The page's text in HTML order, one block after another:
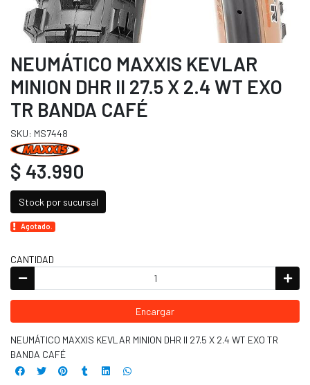
NEUMÁTICO MAXXIS KEVLAR
MINION DHR II 27.5 X 2.4 WT EXO
TR BANDA CAFÉ
SKU: MS7448
$ 43.990
Stock por sucursal
Agotado.
CANTIDAD
Encargar
NEUMÁTICO MAXXIS KEVLAR MINION DHR II 27.5 X 2.4 WT EXO TR
BANDA CAFÉ